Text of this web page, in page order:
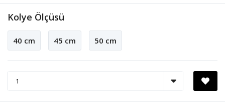
Kolye Ölçüsü
40 cm 45 cm 50 cm